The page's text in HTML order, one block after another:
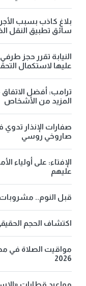
بلاغ كاذب بسبب
سائق تطبيق النقل
النيابة تقرر حجز
عليها لاستكمال
ترامب: أفضل
المزيد من الأشخاص
صفارات الإنذار
صاروخي روسي
الإفتاء: على أولياء
عليهم
قبل النوم.. مشروبات
اكتشاف الحجم
2026